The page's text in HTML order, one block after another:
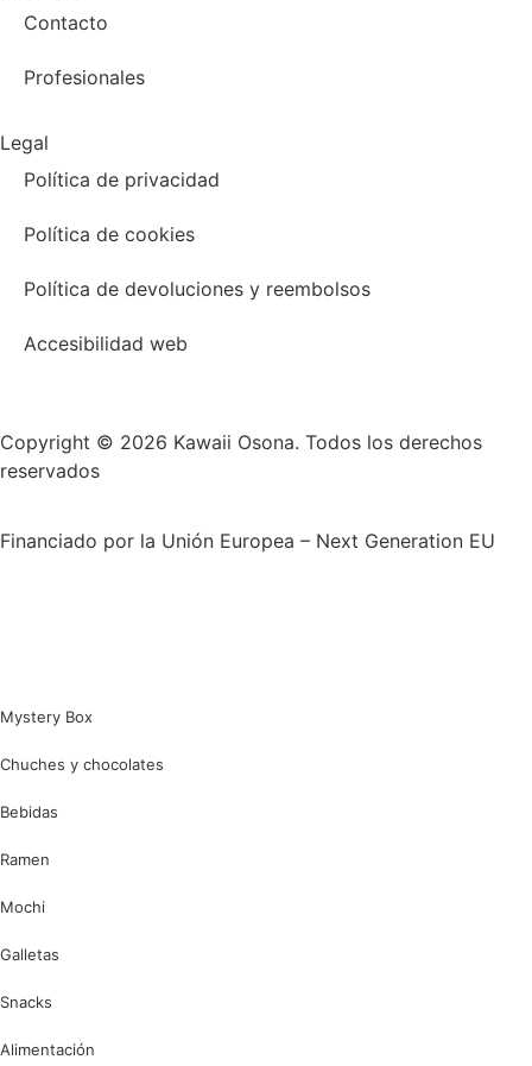
Contacto
Profesionales
Legal
Política de privacidad
Política de cookies
Política de devoluciones y reembolsos
Accesibilidad web
Copyright © 2026 Kawaii Osona. Todos los derechos
reservados
Financiado por la Unión Europea – Next Generation EU
Mystery Box
Chuches y chocolates
Bebidas
Ramen
Mochi
Galletas
Snacks
Alimentación